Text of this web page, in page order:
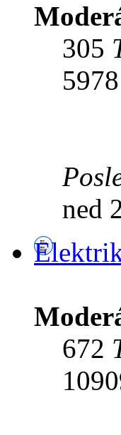
305
5978
ned
672